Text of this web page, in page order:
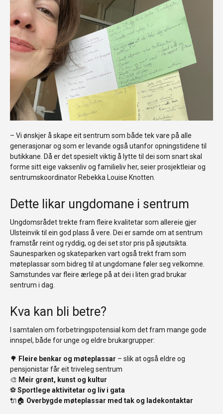
– Vi ønskjer å skape eit sentrum som både tek vare på alle
generasjonar og som er levande også utanfor opningstidene til
butikkane. Då er det spesielt viktig å lytte til dei som snart skal
forme sitt eige vaksenliv og familieliv her, seier prosjektleiar og
sentrumskoordinator Rebekka Louise Knotten.
Dette likar ungdomane i sentrum
Ungdomsrådet trekte fram fleire kvalitetar som allereie gjer
Ulsteinvik til ein god plass å vere. Dei er samde om at sentrum
framstår reint og ryddig, og dei set stor pris på sjøutsikta.
Saunesparken og skateparken vart også trekt fram som
møteplassar som bidreg til at ungdomane føler seg velkomne.
Samstundes var fleire ærlege på at dei i liten grad brukar
sentrum i dag.
Kva kan bli betre?
I samtalen om forbetringspotensial kom det fram mange gode
innspel, både for unge og eldre brukargrupper:
🌳 Fleire benkar og møteplassar – slik at også eldre og
pensjonistar får eit triveleg sentrum
🎨 Meir grønt, kunst og kultur
⚽Sportlege aktivitetar og liv i gata
🔌🏠 Overbygde møteplassar med tak og ladekontaktar